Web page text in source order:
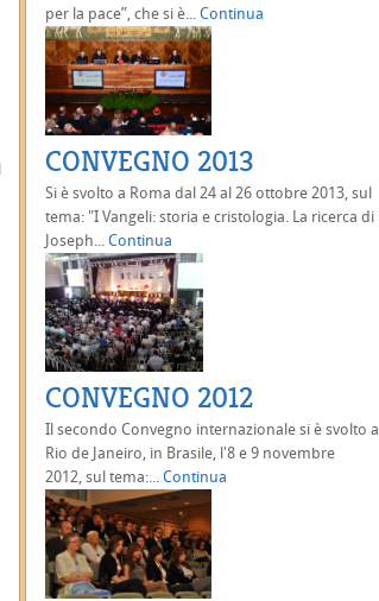
per la pace”, che si è... Continua
CONVEGNO 2013
Si è svolto a Roma dal 24 al 26 ottobre 2013, sul
tema: "I Vangeli: storia e cristologia. La ricerca di
Joseph... Continua
CONVEGNO 2012
Il secondo Convegno internazionale si è svolto a
Rio de Janeiro, in Brasile, l'8 e 9 novembre
2012, sul tema:... Continua